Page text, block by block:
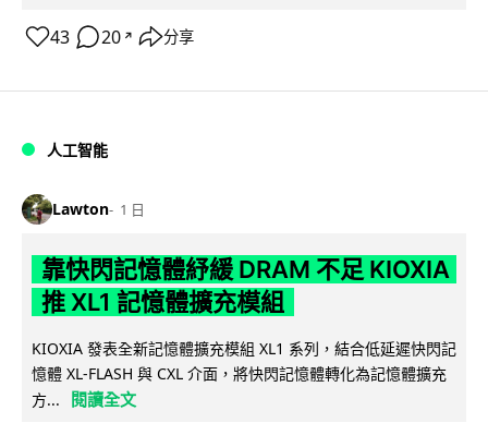
43 20 ↗ 分享
人工智能
Lawton 1 日
靠快閃記憶體紓緩 DRAM 不足 KIOXIA
推 XL1 記憶體擴充模組
KIOXIA 發表全新記憶體擴充模組 XL1 系列，結合低延遲快閃記
憶體 XL-FLASH 與 CXL 介面，將快閃記憶體轉化為記憶體擴充
方...
閱讀全文